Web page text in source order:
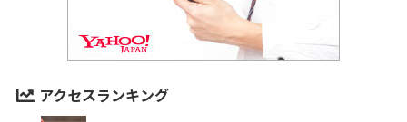
アクセスランキング